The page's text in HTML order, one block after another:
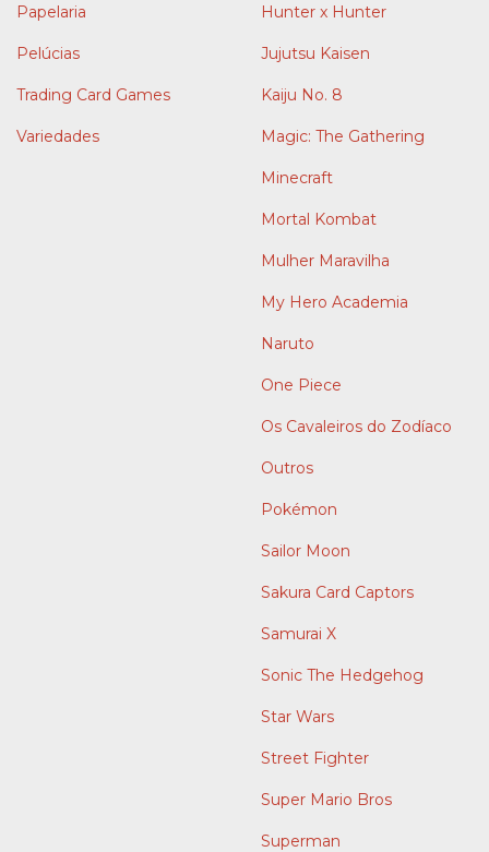
Papelaria
Pelúcias
Trading Card Games
Variedades
Hunter x Hunter
Jujutsu Kaisen
Kaiju No. 8
Magic: The Gathering
Minecraft
Mortal Kombat
Mulher Maravilha
My Hero Academia
Naruto
One Piece
Os Cavaleiros do Zodíaco
Outros
Pokémon
Sailor Moon
Sakura Card Captors
Samurai X
Sonic The Hedgehog
Star Wars
Street Fighter
Super Mario Bros
Superman